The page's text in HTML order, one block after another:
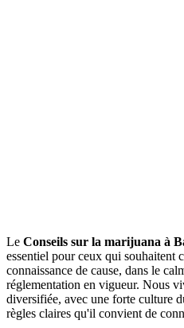
Le Conseils sur la marijuana à
essentiel pour ceux qui souhaitent
connaissance de cause, dans le
réglementation en vigueur. Nous
diversifiée, avec une forte culture
règles claires qu'il convient de